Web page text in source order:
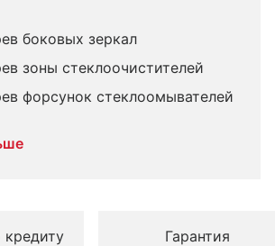
боковых зеркал
зоны стеклоочистителей
форсунок стеклоомывателей
кредиту
Гарантия